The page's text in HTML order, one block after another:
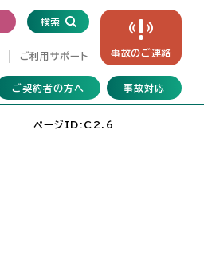
検索
事故のご連絡
ご利用サポート
ご契約者の方へ 事故対応
ページID:C2.6